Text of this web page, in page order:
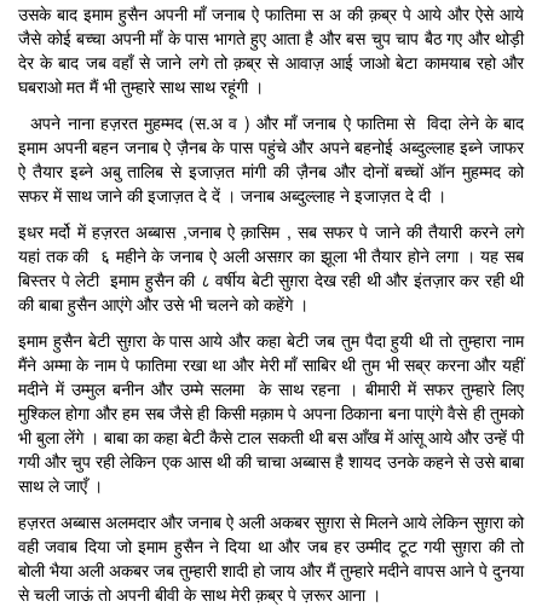
उसके बाद इमाम हुसैन अपनी माँ जनाब ऐ फातिमा स अ की क़ब्र पे आये और ऐसे आये
जैसे कोई बच्चा अपनी माँ के पास भागते हुए आता है और बस चुप चाप बैठ गए और थोड़ी
देर के बाद जब वहाँ से जाने लगे तो क़ब्र से आवाज़ आई जाओ बेटा कामयाब रहो और
घबराओ मत मैं भी तुम्हारे साथ साथ रहूंगी ।
अपने नाना हज़रत मुहम्मद (स.अ व ) और माँ जनाब ऐ फातिमा से विदा लेने के बाद
इमाम अपनी बहन जनाब ऐ ज़ैनब के पास पहुंचे और अपने बहनोई अब्दुल्लाह इब्ने जाफर
ऐ तैयार इब्ने अबु तालिब से इजाज़त मांगी की ज़ैनब और दोनों बच्चों ऑन मुहम्मद को
सफर में साथ जाने की इजाज़त दे दें । जनाब अब्दुल्लाह ने इजाज़त दे दी ।
इधर मर्दो में हज़रत अब्बास ,जनाब ऐ क़ासिम , सब सफर पे जाने की तैयारी करने लगे
यहां तक की ६ महीने के जनाब ऐ अली असग़र का झूला भी तैयार होने लगा । यह सब
बिस्तर पे लेटी इमाम हुसैन की ८ वर्षीय बेटी सुग़रा देख रही थी और इंतज़ार कर रही थी
की बाबा हुसैन आएंगे और उसे भी चलने को कहेंगे ।
इमाम हुसैन बेटी सुग़रा के पास आये और कहा बेटी जब तुम पैदा हुयी थी तो तुम्हारा नाम
मैंने अम्मा के नाम पे फातिमा रखा था और मेरी माँ साबिर थी तुम भी सब्र करना और यहीं
मदीने में उम्मुल बनीन और उम्मे सलमा के साथ रहना । बीमारी में सफर तुम्हारे लिए
मुश्किल होगा और हम सब जैसे ही किसी मक़ाम पे अपना ठिकाना बना पाएंगे वैसे ही तुमको
भी बुला लेंगे । बाबा का कहा बेटी कैसे टाल सकती थी बस आँख में आंसू आये और उन्हें पी
गयी और चुप रही लेकिन एक आस थी की चाचा अब्बास है शायद उनके कहने से उसे बाबा
साथ ले जाएँ ।
हज़रत अब्बास अलमदार और जनाब ऐ अली अकबर सुग़रा से मिलने आये लेकिन सुग़रा को
वही जवाब दिया जो इमाम हुसैन ने दिया था और जब हर उम्मीद टूट गयी सुग़रा की तो
बोली भैया अली अकबर जब तुम्हारी शादी हो जाय और मैं तुम्हारे मदीने वापस आने पे दुनया
से चली जाऊं तो अपनी बीवी के साथ मेरी क़ब्र पे ज़रूर आना ।